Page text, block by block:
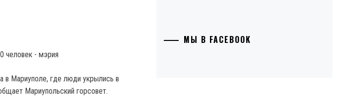
в Мариуполе, где люди укрылись в
Мариупольский горсовет.
МЫ В FACEBOOK